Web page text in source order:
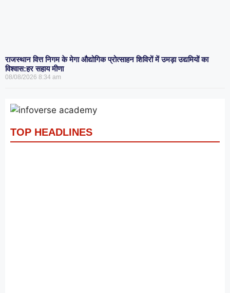
राजस्थान वित्त निगम के मेगा औद्योगिक प्रोत्साहन शिविरों में उमड़ा उद्यमियों का
विश्वास:हर सहाय मीणा
08/08/2026 8:34 am
TOP HEADLINES